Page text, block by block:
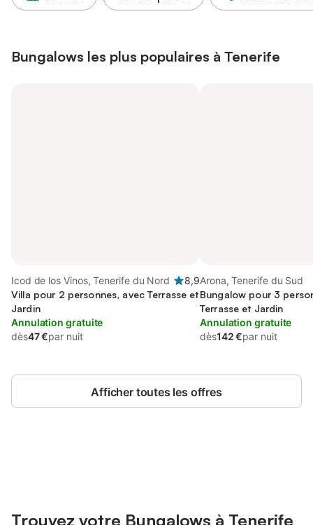
Bungalows les plus populaires à Tenerife
Icod de los Vinos, Tenerife du Nord
8,9
Villa pour 2 personnes, avec Terrasse et
Jardin
Annulation gratuite
dès47 €par nuit
Arona, Tenerife du Sud
Bungalow pour 3
Terrasse et Jardin
Annulation gratuite
dès142 €par nuit
Afficher toutes les offres
Trouvez votre Bungalows à Tenerife